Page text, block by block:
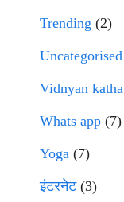
Trending (2)
Uncategorised
Vidnyan katha
Whats app (7)
Yoga (7)
इंटरनेट(3)